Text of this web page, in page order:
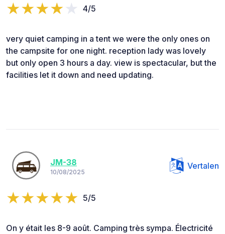
4/5
very quiet camping in a tent we were the only ones on
the campsite for one night. reception lady was lovely
but only open 3 hours a day. view is spectacular, but the
facilities let it down and need updating.
JM-38
10/08/2025
Vertalen
5/5
On y était les 8-9 août. Camping très sympa. Électricité